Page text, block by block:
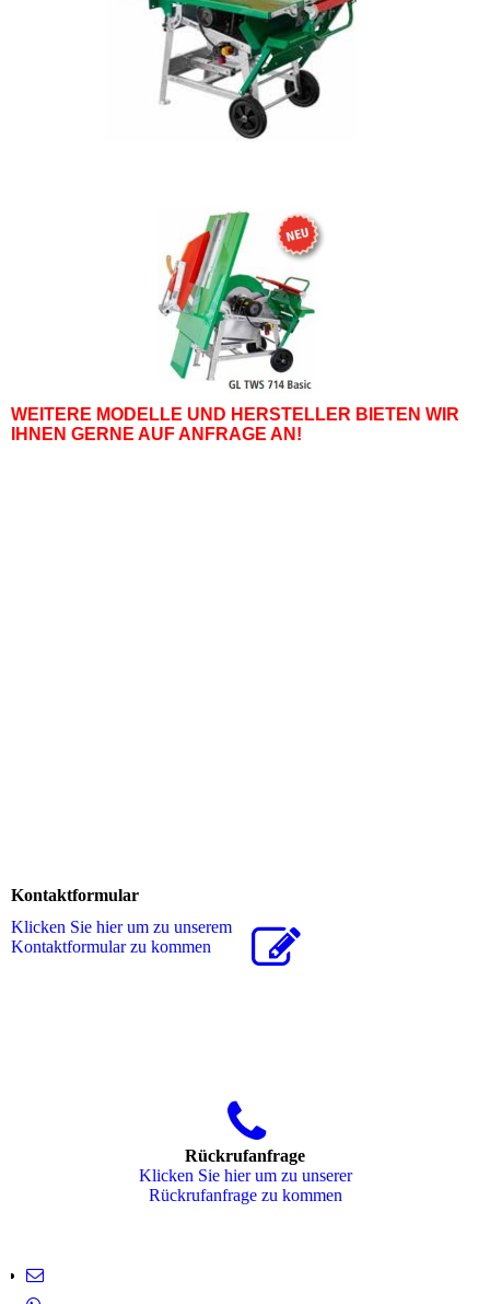
WEITERE MODELLE UND HERSTELLER BIETEN WIR
IHNEN GERNE AUF ANFRAGE AN!
Kontaktformular
Klicken Sie hier um zu unserem
Kon­takt­for­mu­lar zu kommen
Rückrufanfrage
Klicken Sie hier um zu unserer
Rückrufanfrage zu kommen